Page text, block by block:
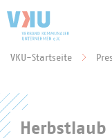
VKU-Startseite